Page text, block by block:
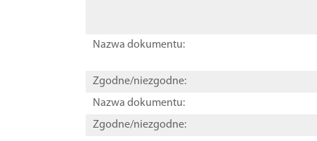
Nazwa dokumentu:
Zgodne/niezgodne:
Nazwa dokumentu:
Zgodne/niezgodne: